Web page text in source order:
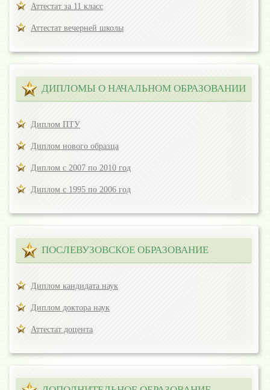
Аттестат за 11 класс
Аттестат вечерней школы
ДИПЛОМЫ О НАЧАЛЬНОМ ОБРАЗОВАНИИ
Диплом ПТУ
Диплом нового образца
Диплом с 2007 по 2010 год
Диплом с 1995 по 2006 год
ПОСЛЕВУЗОВСКОЕ ОБРАЗОВАНИЕ
Диплом кандидата наук
Диплом доктора наук
Аттестат доцента